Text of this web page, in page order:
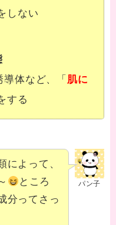
しない
体など、「 肌に
する
パン子
によって、
ところ
分ってさっ